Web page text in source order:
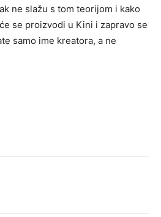
ne slažu s tom teorijom i kako
se proizvodi u Kini i zapravo se
samo ime kreatora, a ne